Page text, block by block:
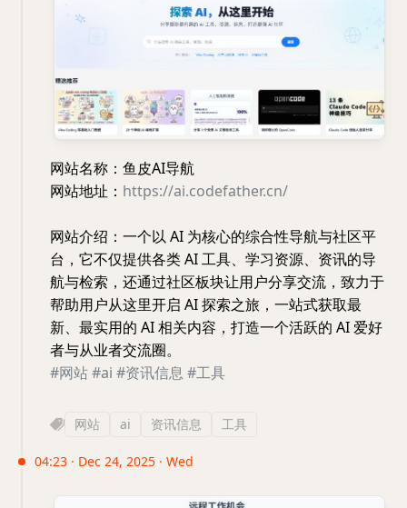
网站名称：鱼皮AI导航
网站地址： https://ai.codefather.cn/
网站介绍：一个以 AI 为核心的综合性导航与社区平
台，它不仅提供各类 AI 工具、学习资源、资讯的导
航与检索，还通过社区板块让用户分享交流，致力于
帮助用户从这里开启 AI 探索之旅，一站式获取最
新、最实用的 AI 相关内容，打造一个活跃的 AI 爱好
者与从业者交流圈。
#网站#ai #资讯信息 #工具
网站 ai 资讯信息 工具
04:23 · Dec 24, 2025 · Wed